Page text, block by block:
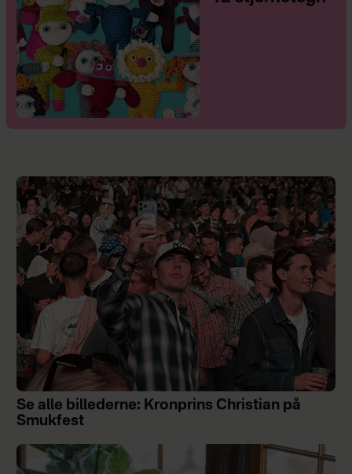
Se alle billederne: Kronprins Christian på
Smukfest